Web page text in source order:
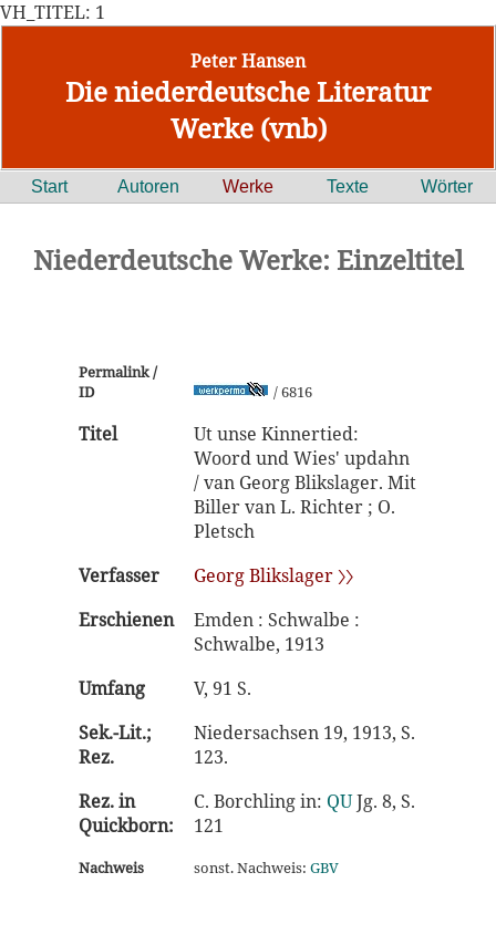
VH_TITEL: 1
Peter Hansen
Die niederdeutsche Literatur
Werke (vnb)
Start Autoren Werke Texte Wörter
Niederdeutsche Werke: Einzeltitel
Permalink /
ID
/ 6816
Titel
Ut unse Kinnertied:
Woord und Wies' updahn
/ van Georg Blikslager. Mit
Biller van L. Richter ; O.
Pletsch
Verfasser
Georg Blikslager 〉〉
Erschienen
Emden : Schwalbe :
Schwalbe, 1913
Umfang
V, 91 S.
Sek.-Lit.;
Rez.
Niedersachsen 19, 1913, S.
123.
Rez. in
Quickborn:
C. Borchling in: QUJg. 8, S.
121
Nachweis sonst. Nachweis: GBV